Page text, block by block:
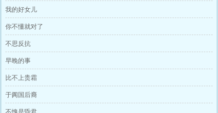
我的好女儿
你不懂就对了
不思反抗
早晚的事
比不上贵霜
于阗国后裔